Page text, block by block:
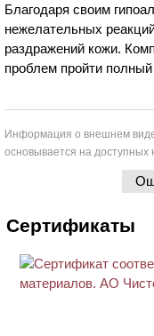
Благодаря своим
нежелательных
раздражений кожи.
проблем пройти
Информация о внешнем
основывается на доступных
Сертификаты